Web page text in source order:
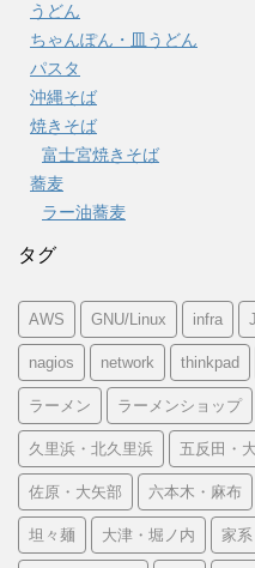
うどん
ちゃんぽん・皿うどん
パスタ
沖縄そば
焼きそば
富士宮焼きそば
蕎麦
ラー油蕎麦
タグ
AWS GNU/Linux infra
nagios network thinkpad
ラーメン ラーメンショップ
久里浜・北久里浜 五反田・
佐原・大矢部 六本木・麻布
坦々麺 大津・堀ノ内 家系